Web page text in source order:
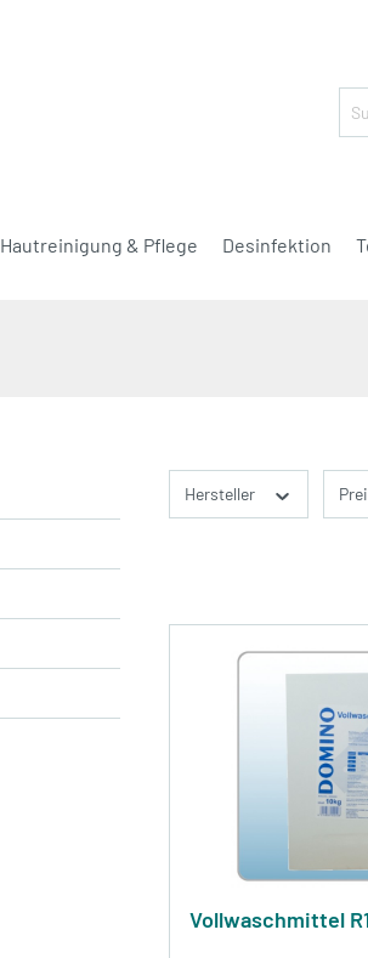
Hautreinigung & Pflege Desinfektion
Hersteller
Vollwaschmittel